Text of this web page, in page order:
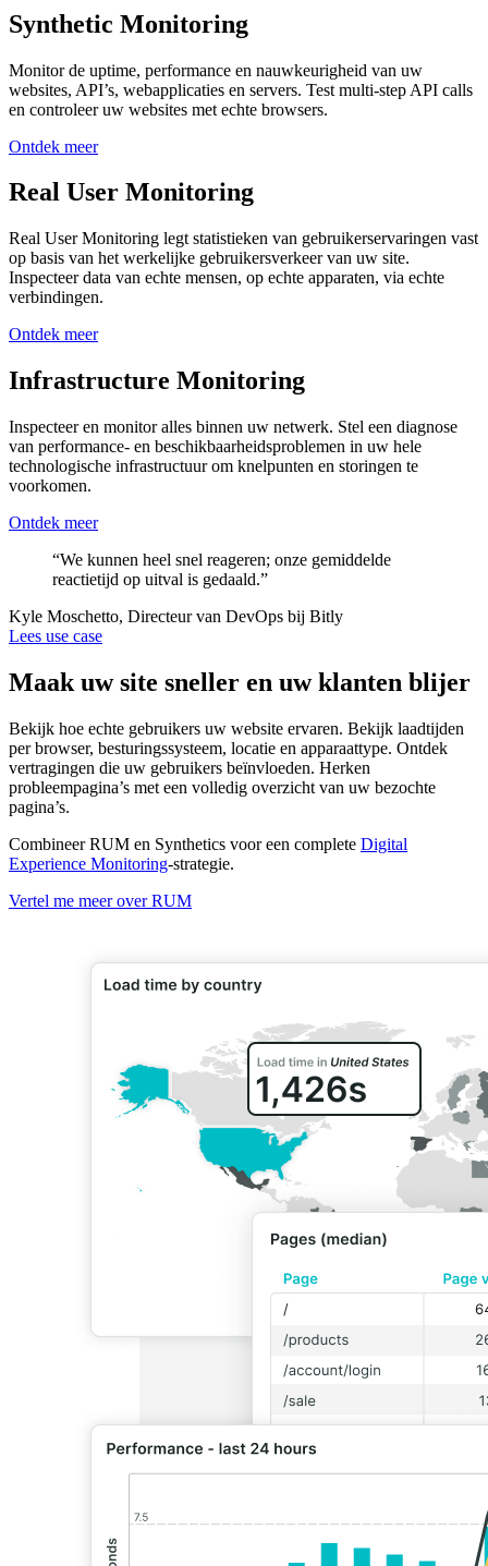
Synthetic Monitoring
Monitor de uptime, performance en nauwkeurigheid van uw
websites, API’s, webapplicaties en servers. Test multi-step API calls
en controleer uw websites met echte browsers.
Ontdek meer
Real User Monitoring
Real User Monitoring legt statistieken van gebruikerservaringen vast
op basis van het werkelijke gebruikersverkeer van uw site.
Inspecteer data van echte mensen, op echte apparaten, via echte
verbindingen.
Ontdek meer
Infrastructure Monitoring
Inspecteer en monitor alles binnen uw netwerk. Stel een diagnose
van performance- en beschikbaarheidsproblemen in uw hele
technologische infrastructuur om knelpunten en storingen te
voorkomen.
Ontdek meer
“We kunnen heel snel reageren; onze gemiddelde
reactietijd op uitval is gedaald.”
Kyle Moschetto, Directeur van DevOps bij Bitly
Lees use case
Maak uw site sneller en uw klanten blijer
Bekijk hoe echte gebruikers uw website ervaren. Bekijk laadtijden
per browser, besturingssysteem, locatie en apparaattype. Ontdek
vertragingen die uw gebruikers beïnvloeden. Herken
probleempagina’s met een volledig overzicht van uw bezochte
pagina’s.
Combineer RUM en Synthetics voor een complete Digital
Experience Monitoring-strategie.
Vertel me meer over RUM